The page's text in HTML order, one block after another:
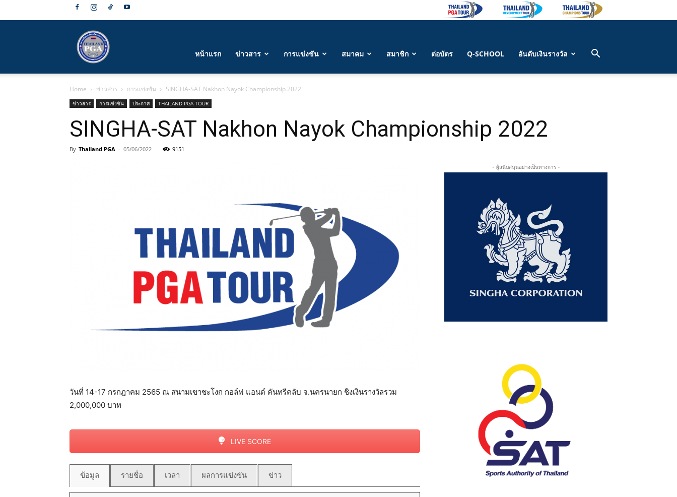
กีฬา
กอล์ฟ
หน้าแรก ข่าวสาร การแข่งขัน สมาคม สมาชิก ต่อบัตร Q-SCHOOL อันดับเงินรางวัล
Home ข่าวสาร การแข่งขัน SINGHA-SAT Nakhon Nayok Championship 2022
ข่าวสาร การแข่งขัน ประกาศ THAILAND PGA TOUR
SINGHA-SAT Nakhon Nayok Championship 2022
By Thailand PGA - 05/06/2022 9151
วันที่ 14-17 กรกฎาคม 2565 ณ สนามเขาชะโงก กอล์ฟ แอนด์ คันทรีคลับ จ.นครนายก ชิงเงินรางวัลรวม
2,000,000 บาท
LIVE SCORE
ข้อมูล รายชื่อ เวลา ผลการแข่งขัน ข่าว
- ผู้สนับสนุนอย่างเป็นทางการ -